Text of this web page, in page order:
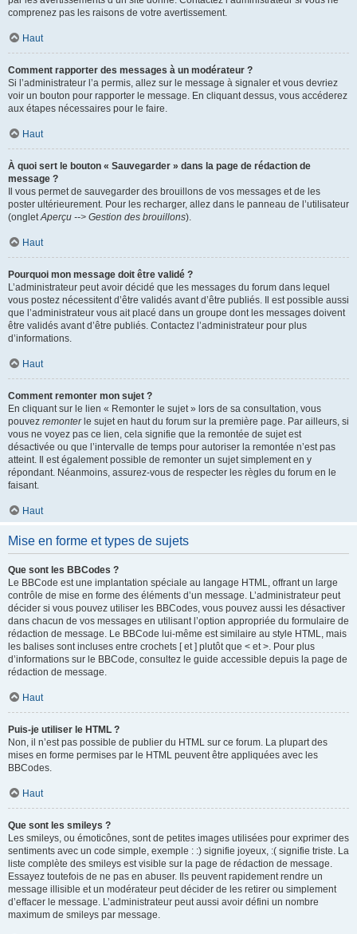
comprenez pas les raisons de votre avertissement.
Haut
Comment rapporter des messages à un modérateur ?
Si l’administrateur l’a permis, allez sur le message à signaler et vous devriez
voir un bouton pour rapporter le message. En cliquant dessus, vous accéderez
aux étapes nécessaires pour le faire.
Haut
À quoi sert le bouton « Sauvegarder » dans la page de rédaction de
message ?
Il vous permet de sauvegarder des brouillons de vos messages et de les
poster ultérieurement. Pour les recharger, allez dans le panneau de l’utilisateur
(ongletAperçu --> Gestion des brouillons).
Haut
Pourquoi mon message doit être validé ?
L’administrateur peut avoir décidé que les messages du forum dans lequel
vous postez nécessitent d’être validés avant d’être publiés. Il est possible aussi
que l’administrateur vous ait placé dans un groupe dont les messages doivent
être validés avant d’être publiés. Contactez l’administrateur pour plus
d’informations.
Haut
Comment remonter mon sujet ?
En cliquant sur le lien « Remonter le sujet » lors de sa consultation, vous
pouvez remonterle sujet en haut du forum sur la première page. Par ailleurs, si
vous ne voyez pas ce lien, cela signifie que la remontée de sujet est
désactivée ou que l’intervalle de temps pour autoriser la remontée n’est pas
atteint. Il est également possible de remonter un sujet simplement en y
répondant. Néanmoins, assurez-vous de respecter les règles du forum en le
faisant.
Haut
Mise en forme et types de sujets
Que sont les BBCodes ?
Le BBCode est une implantation spéciale au langage HTML, offrant un large
contrôle de mise en forme des éléments d’un message. L’administrateur peut
décider si vous pouvez utiliser les BBCodes, vous pouvez aussi les désactiver
dans chacun de vos messages en utilisant l’option appropriée du formulaire de
rédaction de message. Le BBCode lui-même est similaire au style HTML, mais
les balises sont incluses entre crochets [ et ] plutôt que < et >. Pour plus
d’informations sur le BBCode, consultez le guide accessible depuis la page de
rédaction de message.
Haut
Puis-je utiliser le HTML ?
Non, il n’est pas possible de publier du HTML sur ce forum. La plupart des
mises en forme permises par le HTML peuvent être appliquées avec les
BBCodes.
Haut
Que sont les smileys ?
Les smileys, ou émoticônes, sont de petites images utilisées pour exprimer des
sentiments avec un code simple, exemple : :) signifie joyeux, :( signifie triste. La
liste complète des smileys est visible sur la page de rédaction de message.
Essayez toutefois de ne pas en abuser. Ils peuvent rapidement rendre un
message illisible et un modérateur peut décider de les retirer ou simplement
d’effacer le message. L’administrateur peut aussi avoir défini un nombre
maximum de smileys par message.